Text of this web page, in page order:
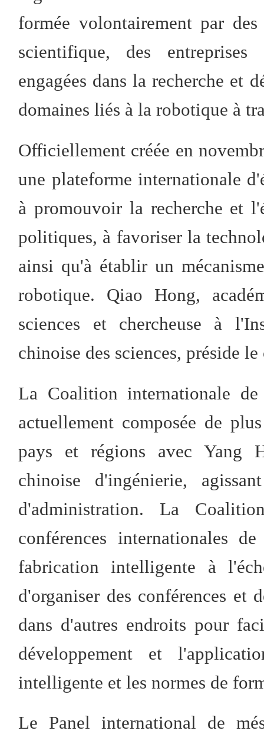
formée volontairement par
scientifique, des
engagées dans la recherche et
domaines liés à la robotique à
Officiellement créée en
une plateforme internationale
à promouvoir la recherche et
politiques, à favoriser la
ainsi qu'à établir un
robotique. Qiao Hong,
sciences et chercheuse à
chinoise des sciences, préside
La Coalition internationale
actuellement composée de
pays et régions avec Yang
chinoise d'ingénierie,
d'administration. La
conférences internationales
fabrication intelligente à
d'organiser des conférences et
dans d'autres endroits pour
développement et
intelligente et les normes de
Le Panel international de